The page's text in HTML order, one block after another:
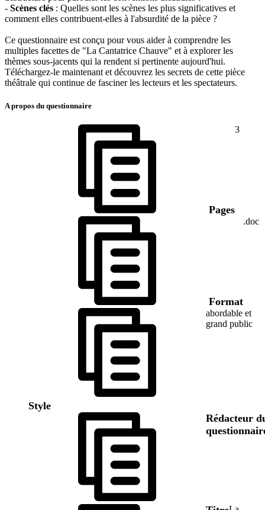
- Scènes clés : Quelles sont les scènes les plus significatives et
comment elles contribuent-elles à l'absurdité de la pièce ?
Ce questionnaire est conçu pour vous aider à comprendre les
multiples facettes de "La Cantatrice Chauve" et à explorer les
thèmes sous-jacents qui la rendent si pertinente aujourd'hui.
Téléchargez-le maintenant et découvrez les secrets de cette pièce
théâtrale qui continue de fasciner les lecteurs et les spectateurs.
A propos du questionnaire
Pages
3
Format
.doc
Style
abordable et
grand public
Rédacteur